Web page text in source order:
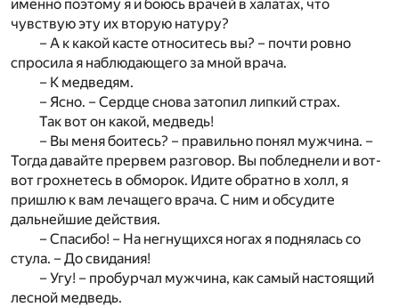
именно поэтому я и боюсь врачей в халатах, что
чувствую эту их вторую натуру?
– А к какой касте относитесь вы? – почти ровно
спросила я наблюдающего за мной врача.
– К медведям.
– Ясно. – Сердце снова затопил липкий страх.
Так вот он какой, медведь!
– Вы меня боитесь? – правильно понял мужчина. –
Тогда давайте прервем разговор. Вы побледнели и вот-
вот грохнетесь в обморок. Идите обратно в холл, я
пришлю к вам лечащего врача. С ним и обсудите
дальнейшие действия.
– Спасибо! – На негнущихся ногах я поднялась со
стула. – До свидания!
– Угу! – пробурчал мужчина, как самый настоящий
лесной медведь.